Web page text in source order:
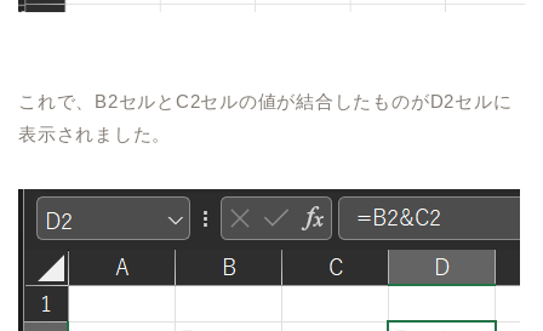
これで、 B2セルと C2セルの値が結合したものがD2セルに
表示されました。